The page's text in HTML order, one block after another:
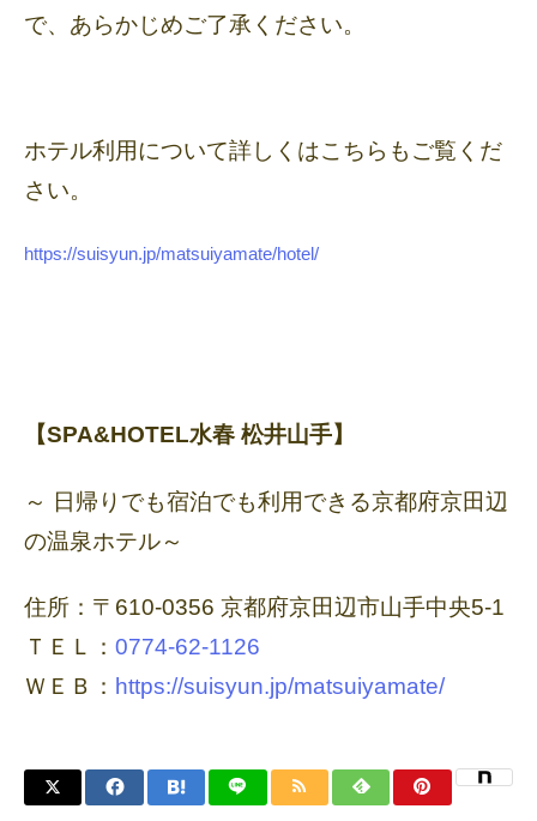
で、あらかじめご了承ください。
ホテル利用について詳しくはこちらもご覧くだ
さい。
https://suisyun.jp/matsuiyamate/hotel/
【SPA&HOTEL水春 松井山手】
～ 日帰りでも宿泊でも利用できる京都府京田辺
の温泉ホテル～
住所：〒610-0356 京都府京田辺市山手中央5-1
ＴＥＬ： 0774-62-1126
ＷＥＢ： https://suisyun.jp/matsuiyamate/